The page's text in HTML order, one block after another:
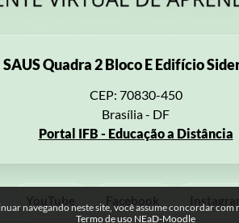
navegando neste site, você assume concordar com
Termo de uso NEaD-Moodle
SAUS Quadra 2 Bloco E Edifício
CEP: 70830-450
Brasília - DF
Portal IFB - Educação a Distância
YouTube